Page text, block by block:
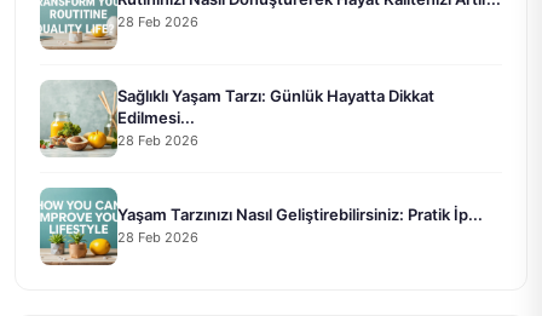
28 Feb 2026
Sağlıklı Yaşam Tarzı: Günlük Hayatta Dikkat
Edilmesi...
28 Feb 2026
Yaşam Tarzınızı Nasıl Geliştirebilirsiniz: Pratik İp...
28 Feb 2026